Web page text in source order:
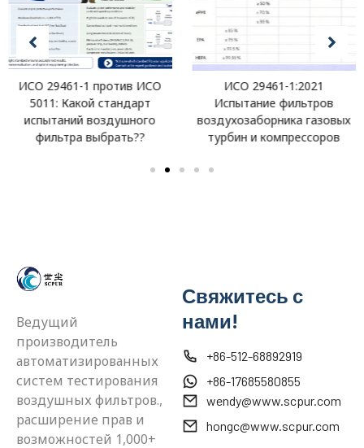
ИСО 29461-1 против ИСО
5011: Какой стандарт
испытаний воздушного
фильтра выбрать??
ИСО 29461-1:2021
Испытание фильтров
воздухозаборника газовых
турбин и компрессоров
Ведущий
производитель
автоматизированных
систем тестирования
воздушных фильтров.,
расширение прав и
возможностей 1,000+
Свяжитесь с
нами!
+86-512-68892919
+86-17685580855
wendy@www.scpur.com
hongc@www.scpur.com